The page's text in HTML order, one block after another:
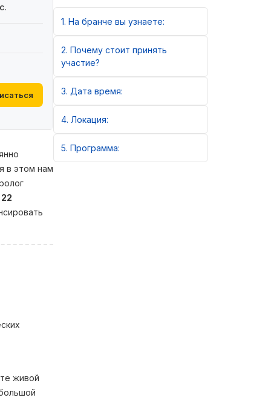
в этом нам
22
живой
1 На бранче вы узнаете:
2 Почему стоит принять
участие?
3 Дата время:
4 Локация:
5 Программа: